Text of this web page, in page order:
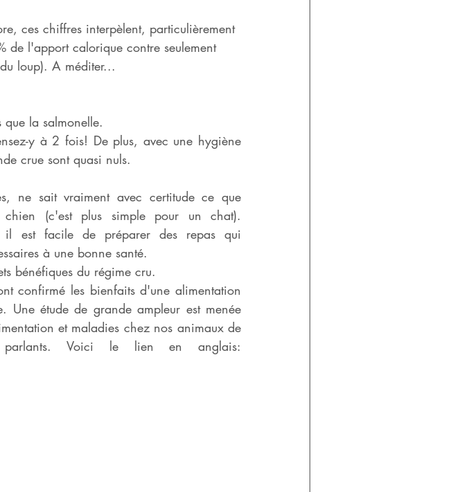
ces chiffres interpèlent, particulièrement
de l'apport calorique contre seulement
loup). A méditer...
que la salmonelle.
y à 2 fois! De plus, avec une hygiène
crue sont quasi nuls.
ne sait vraiment avec certitude ce que
(c'est plus simple pour un chat).
il est facile de préparer des repas qui
à une bonne santé.
bénéfiques du régime cru.
confirmé les bienfaits d'une alimentation
Une étude de grande ampleur est menée
et maladies chez nos animaux de